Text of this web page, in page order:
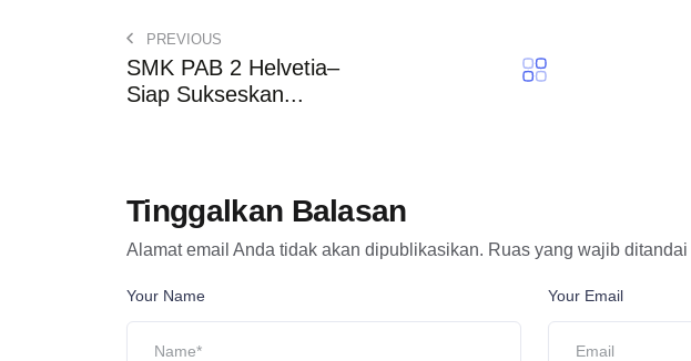
PREVIOUS
SMK PAB 2 Helvetia–
Siap Sukseskan...
Tinggalkan Balasan
Alamat email Anda tidak akan dipublikasikan. Ruas yang wajib ditandai
Your Name Your Email